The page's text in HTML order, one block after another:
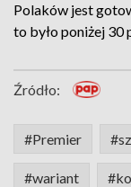
Polaków jest
to było poniżej 30
Źródło:
#Premier
#wariant